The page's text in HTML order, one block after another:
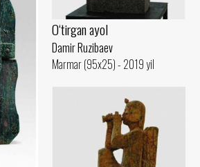
O‘tirgan ayol
Damir Ruzibaev
Marmar (95x25) - 2019 yil